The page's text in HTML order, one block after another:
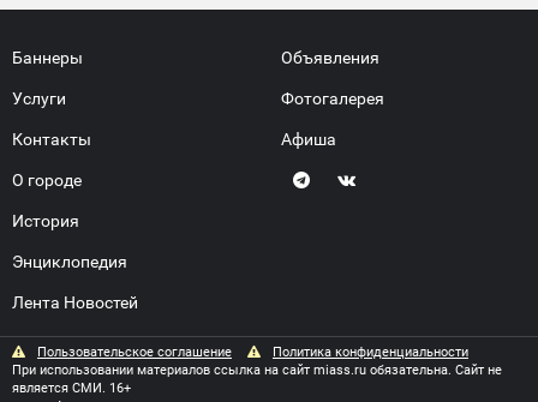
Баннеры
Услуги
Контакты
О городе
История
Энциклопедия
Лента Новостей
Объявления
Фотогалерея
Афиша
Пользовательское соглашение
Политика конфиденциальности
При использовании материалов ссылка на сайт miass.ru обязательна. Сайт не
является СМИ. 16+